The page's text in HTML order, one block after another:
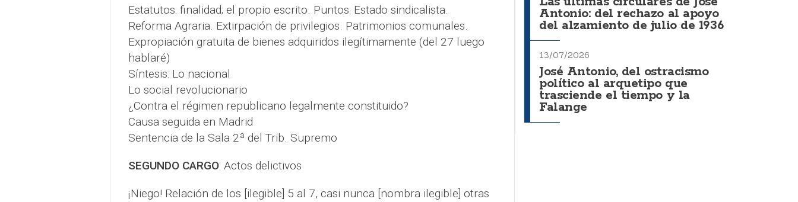
Estatutos: finalidad; el propio escrito. Puntos: Estado sindicalista.
Reforma Agraria. Extirpación de privilegios. Patrimonios comunales.
Expropiación gratuita de bienes adquiridos ilegítimamente (del 27 luego
hablaré)
Síntesis: Lo nacional
Lo social revolucionario
¿Contra el régimen republicano legalmente constituido?
Causa seguida en Madrid
Sentencia de la Sala 2ª del Trib. Supremo
SEGUNDO CARGO: Actos delictivos
¡Niego! Relación de los [ilegible] 5 al 7, casi nunca [nombra ilegible] otras
Antonio: del rechazo al apoyo
del alzamiento de julio de 1936
13/07/2026
José Antonio, del ostracismo
político al arquetipo que
trasciende el tiempo y la
Falange